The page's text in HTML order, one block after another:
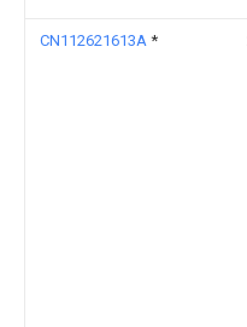
CN112621613A *